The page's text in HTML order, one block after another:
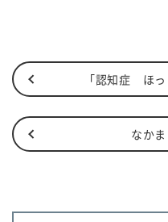
「認知症 ほ
なか